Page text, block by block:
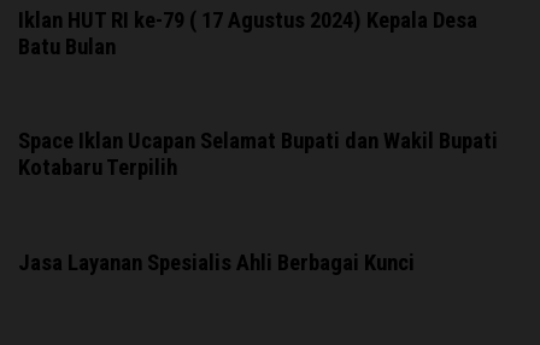
Iklan HUT RI ke-79 ( 17 Agustus 2024) Kepala Desa
Batu Bulan
Space Iklan Ucapan Selamat Bupati dan Wakil Bupati
Kotabaru Terpilih
Jasa Layanan Spesialis Ahli Berbagai Kunci